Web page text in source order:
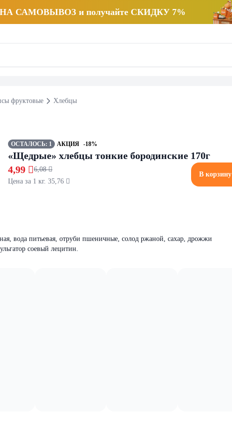
НА САМОВЫВОЗ и получайте СКИДКУ 7%
фруктовые Хлебцы
ОСТАЛОСЬ: 1 АКЦИЯ -18%
«Щедрые» хлебцы тонкие бородинские 170г
4,99 6,08 
Цена за 1 кг. 35,76 
В корзину
вода питьевая, отруби пшеничные, солод ржаной, сахар, дрожжи
соевый лецитин.